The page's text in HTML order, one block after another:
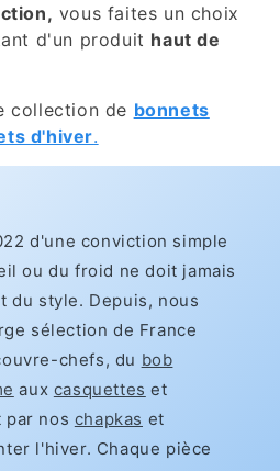
vous faites un choix
d'un produit haut de
collection de bonnets
d'hiver.
d'une conviction simple
ou du froid ne doit jamais
du style. Depuis, nous
sélection de France
chefs, du bob
aux casquettes et
par nos chapkas et
l'hiver. Chaque pièce